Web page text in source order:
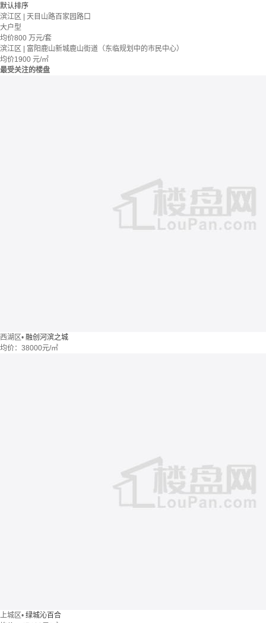
默认排序
滨江区 | 天目山路百家园路口
大户型
均价800 万元/套
滨江区 | 富阳鹿山新城鹿山街道（东临规划中的市民中心）
均价1900 元/㎡
最受关注的楼盘
西湖区• 融创河滨之城
均价： 38000元/㎡
上城区• 绿城沁百合